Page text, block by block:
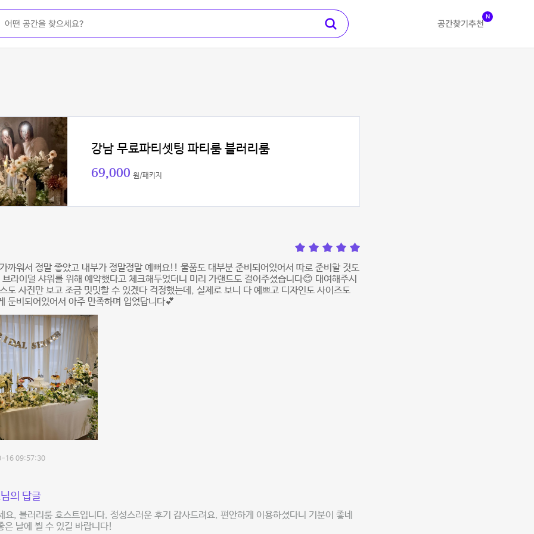
공간찾기 추천
N
강남 무료파티셋팅 파티룸 블러리룸
69,000 원/패키지
까워서 정말 좋았고 내부가 정말정말 예뻐요!! 물품도 대부분 준비되어있어서 따로 준비할 것도
라이덜 샤워를 위해 예약했다고 체크해두었더니 미리 가랜드도 걸어주셨습니다😊 대여해주시
도 사진만 보고 조금 밋밋할 수 있겠다 걱정했는데, 실제로 보니 다 예쁘고 디자인도 사이즈도
둔비되어있어서 아주 만족하며 입었답니다💕
16 09:57:30
의 답글
요, 블러리룸 호스트입니다. 정성스러운 후기 감사드려요. 편안하게 이용하셨다니 기분이 좋네
은 날에 뵐 수 있길 바랍니다!